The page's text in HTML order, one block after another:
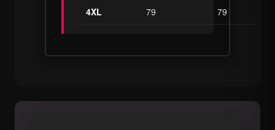
4XL
79 79